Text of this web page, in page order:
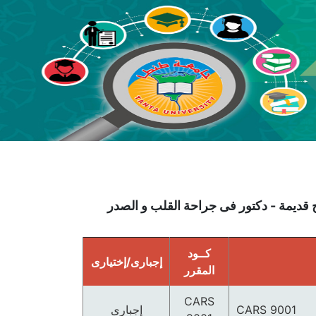
كــود
المقرر
إجبارى/إختيارى
CARS 9001
CARS
إجبارى